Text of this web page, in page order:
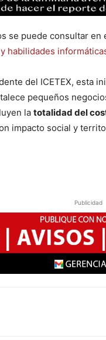
se puede consultar en
habilidades
del ICETEX, esta
pequeños
la totalidad del
impacto social y
Publicidad